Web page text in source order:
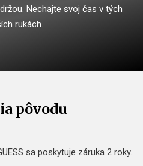
Nechajte svoj čas v tých
rukách.
pôvodu
sa poskytuje záruka 2 roky.